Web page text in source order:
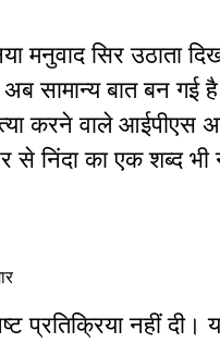
मनुवाद सिर उठाता
सामान्य बात बन गई
करने वाले आईपीएस
से निंदा का एक शब्द भी
प्रतिक्रिया नहीं दी।